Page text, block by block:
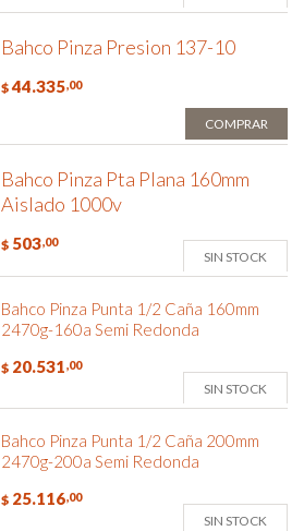
Bahco Pinza Presion 137-10
$ 44.335,00
COMPRAR
Bahco Pinza Pta Plana 160mm
Aislado 1000v
$ 503,00
SIN STOCK
Bahco Pinza Punta 1/2 Caña 160mm
2470g-160a Semi Redonda
$ 20.531,00
SIN STOCK
Bahco Pinza Punta 1/2 Caña 200mm
2470g-200a Semi Redonda
$ 25.116,00
SIN STOCK